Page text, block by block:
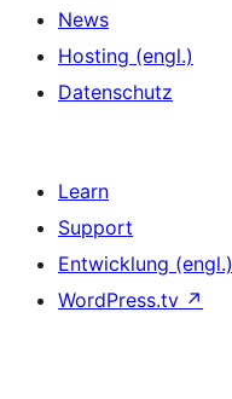
News
Hosting (engl.)
Datenschutz
Learn
Support
Entwicklung (engl.)
WordPress.tv ↗